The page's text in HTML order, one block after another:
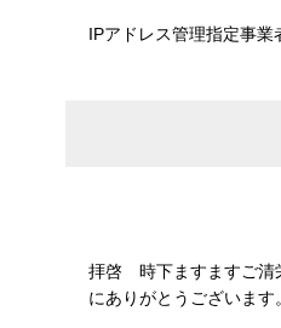
IPアドレス管理指定事業
拝啓 時下ますますご清
にありがとうございます。